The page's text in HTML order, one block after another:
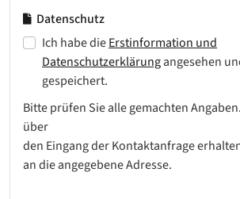
Datenschutz
Ich habe dieErstinformation und
Datenschutzerklärungangesehen
gespeichert.
Bitte prüfen Sie alle gemachten
über
den Eingang der Kontaktanfrage
an die angegebene Adresse.